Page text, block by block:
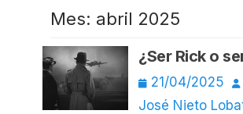
Mes: abril 2025
¿Ser Rick o
Publicado
el
21/04/2025
José Nieto